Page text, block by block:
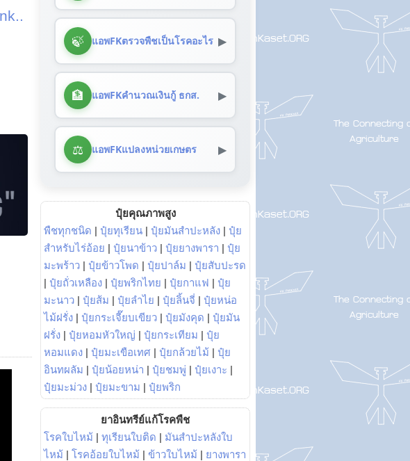
🍃 แอพFKตรวจพืชเป็นโรคอะไร ▶
🏦 แอพFKคำนวณเงินกู้ ธกส. ▶
⚖️ แอพFKแปลงหน่วยเกษตร ▶
ปุ๋ยคุณภาพสูง
พืชทุกชนิด | ปุ๋ยทุเรียน | ปุ๋ยมันสำปะหลัง | ปุ๋ย
สำหรับไร่อ้อย | ปุ๋ยนาข้าว | ปุ๋ยยางพารา | ปุ๋ย
มะพร้าว | ปุ๋ยข้าวโพด | ปุ๋ยปาล์ม | ปุ๋ยสับปะรด
| ปุ๋ยถั่วเหลือง | ปุ๋ยพริกไทย | ปุ๋ยกาแฟ | ปุ๋ย
มะนาว | ปุ๋ยส้ม | ปุ๋ยลำไย | ปุ๋ยลิ้นจี่ | ปุ๋ยหน่อ
ไม้ฝรั่ง | ปุ๋ยกระเจี๊ยบเขียว | ปุ๋ยมังคุด | ปุ๋ยมัน
ฝรั่ง | ปุ๋ยหอมหัวใหญ่ | ปุ๋ยกระเทียม | ปุ๋ย
หอมแดง | ปุ๋ยมะเขือเทศ | ปุ๋ยกล้วยไม้ | ปุ๋ย
อินทผลัม | ปุ๋ยน้อยหน่า | ปุ๋ยชมพู่ | ปุ๋ยเงาะ |
ปุ๋ยมะม่วง | ปุ๋ยมะขาม | ปุ๋ยพริก
ยาอินทรีย์แก้โรคพืช
โรคใบไหม้ | ทุเรียนใบติด | มันสำปะหลังใบ
ไหม้ | โรคอ้อยใบไหม้ | ข้าวใบไหม้ | ยางพารา